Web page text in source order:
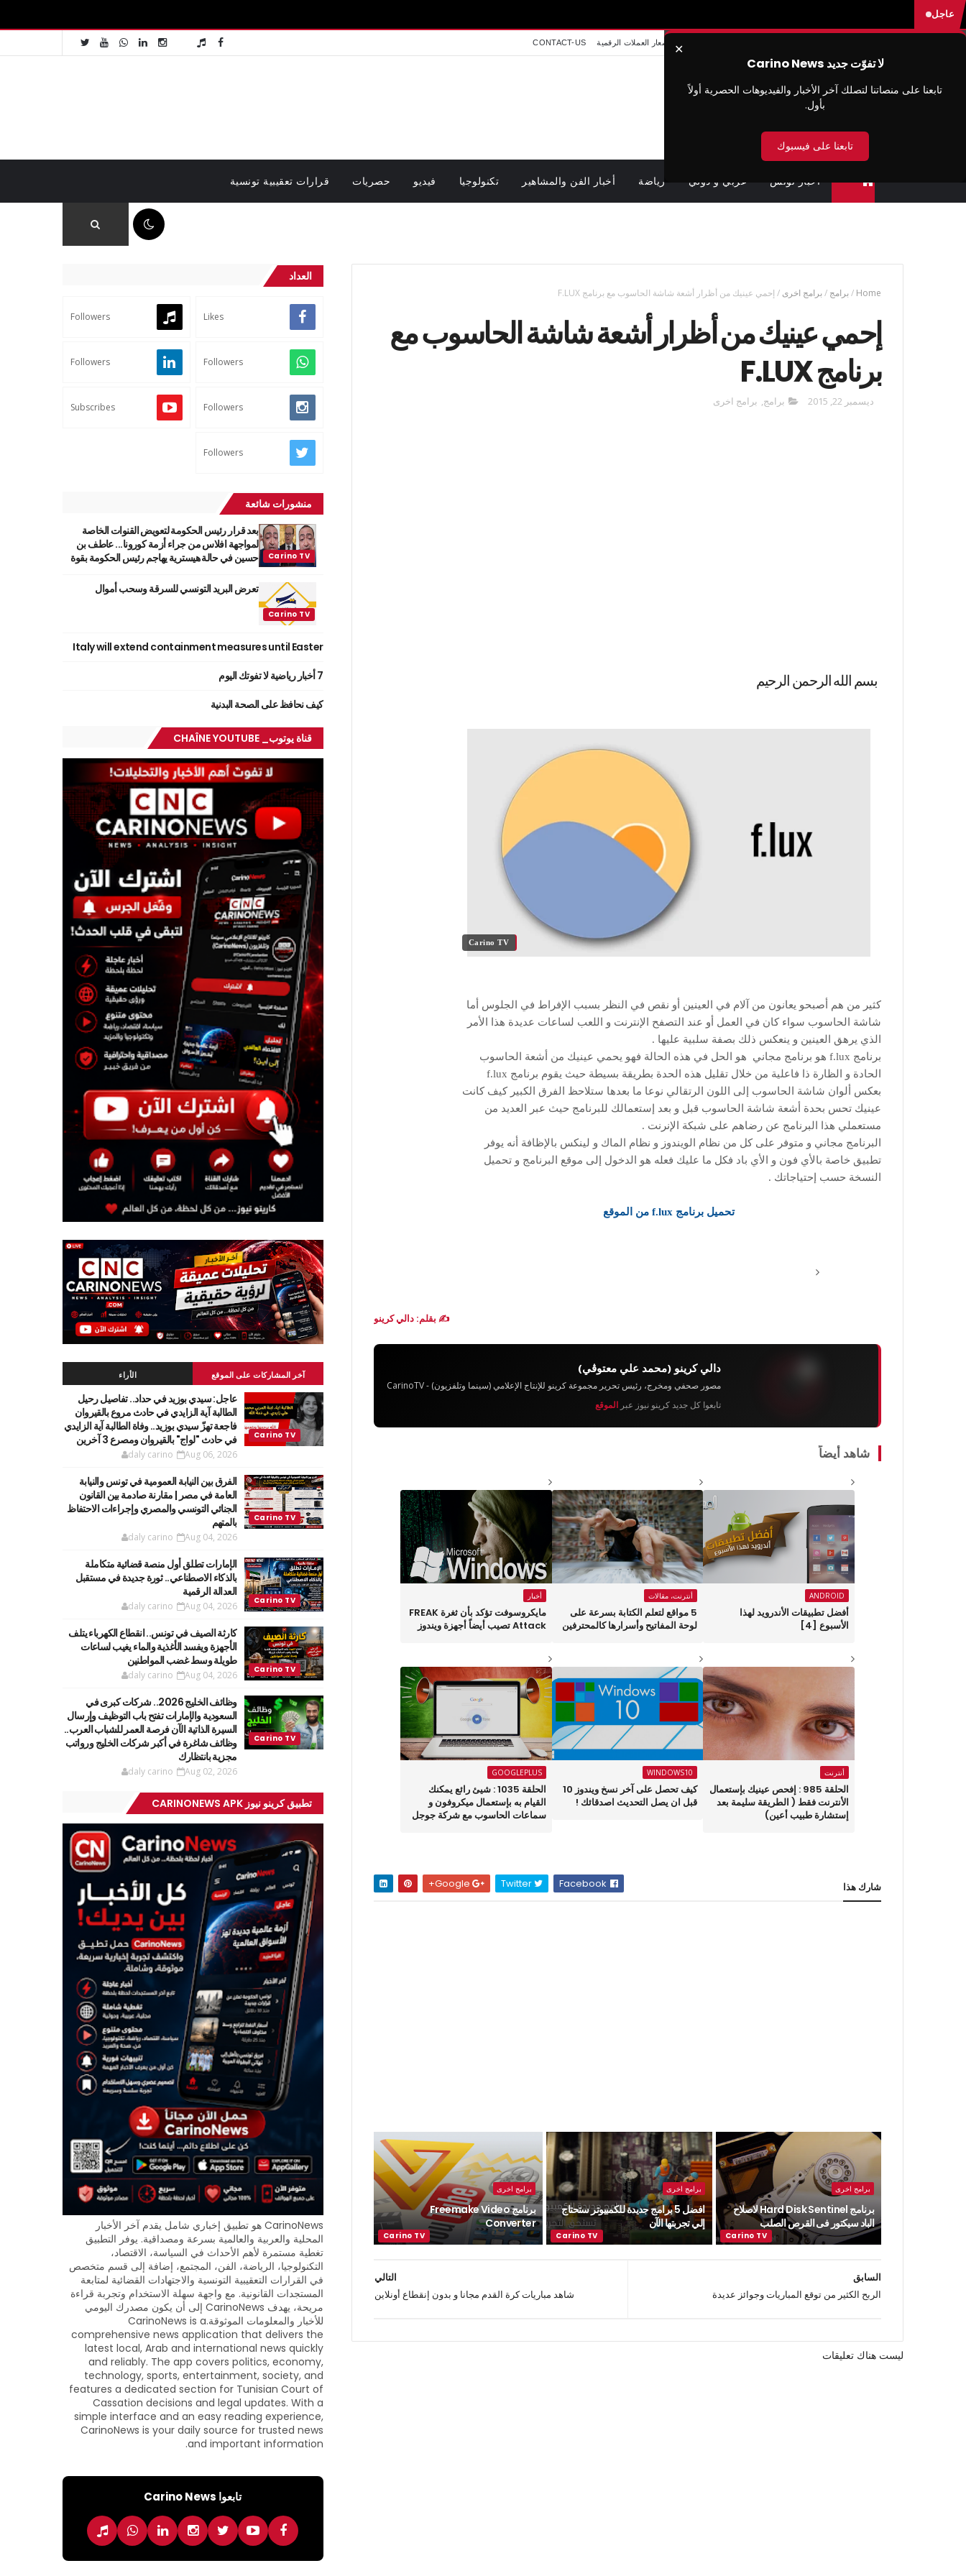
عاجل
✕
لا تفوّت جديد Carino News
تابعنا على منصاتنا لتصلك آخر الأخبار والفيديوهات الحصرية أولاً
بأول.
تابعنا على فيسبوك
اسعار العملات الرقمية CONTACT-US
اخبار تونس عربي و دولي رياضة أخبار الفن والمشاهير تكنولوجيا فيديو حصريات قرارات تعقيبية تونسية
Home
/برامج /برامج اخرى / إحمي عينيك من أظرار أشعة شاشة الحاسوب مع برنامج F.LUX
إحمي عينيك من أظرار أشعة شاشة الحاسوب مع
برنامج F.LUX
ديسمبر 22, 2015 برامج, برامج اخرى
بسم الله الرحمن الرحيم
Carino TV
كثير من هم أصبحو يعانون من آلام في العينين أو نقص في النظر بسبب الإفراط في الجلوس أما
شاشة الحاسوب سواء كان في العمل أو عند التصفح الإنترنت و اللعب لساعات عديدة هذا الأمر
الذي يرهق العينين و ينعكس ذلك بصفة سلبية عليها .
برنامج f.lux هو برنامج مجاني هو الحل في هذه الحالة فهو يحمي عينيك من أشعة الحاسوب
بعكس ألوان شاشة الحاسوب إلى اللون الرتقالي نوعا ما بعدها ستلاحظ الفرق الكبير كيف كانت
عينيك تحس بحدة أشعة شاشة الحاسوب قبل و بعد إستعمالك للبرنامج حيث عبر العديد من
مستعملي هذا البرنامج عن رضاهم على شبكة الإنرنت .
البرنامج مجاني و متوفر على كل من نظام الويندوز و نظام الماك و لينكس بالإظافة أنه يوفر
تطبيق خاصة بالأي فون و الأي باد فكل ما عليك فعله هو الدخول إلى موقع البرنامج و تحميل
النسخة حسب إحتياجاتك .
تحميل برنامج f.lux من الموقع
✍️ بقلم: دالي كرينو
دالي كرينو (محمد علي معتوڨي)
مصور صحفي ومخرج، رئيس تحرير مجموعة كرينو للإنتاج الإعلامي (سينما وتلفزيون) - CarinoTV
تابعوا كل جديد كرينو نيوز عبرالموقع
شاهد أيضاً
ANDROID
أفضل تطبيقات الأندرويد لهذا
الأسبوع ‏[4]
أنترنت، مقالات
5 مواقع لتعلم الكتابة بسرعة على
لوحة المفاتيح وأسرارها كالمحترفين
أخبار
مايكروسوفت تؤكد بأن ثغرة FREAK
Attack تصيب أيضاً أجهزة ويندوز
أنترنت
الحلقة 985 : إفحص عينيك بإستعمال
الأنترنت فقط ( الطريقة سليمة بعد
إستشارة طبيب أعين)
WINDOWS10
كيف تحصل على آخر نسخ ويندوز 10
قبل ان يصل التحديث اصدقائك !
GOOGLEPLUS
الحلقة 1035 : شيئ رائع يمكنك
القيام به بإستعمال ميكروفون و
سماعات الحاسوب مع شركة جوجل
شارك هذا Twitter
برامج اخرى
برنامج Hard Disk Sentinel لاصلاح
الباد سيكتور فى القرص الصلب
برامج اخرى
افضل 5 برامج جديدة للكمبيوتر ستحتاج
إلي تجربتها الآن
برامج اخرى
برنامج Freemake Video
Converter
التالي
شاهد مباريات كرة القدم مجانا و بدون إنقطاع أونلاين
السابق
الربح الكثير من توقع المباريات وجوائز عديدة
ليست هناك تعليقات
العداد
Likes
Followers
Followers
Followers
Followers
Subscribes
Followers
منشورات شائعة
بعد قرار رئيس الحكومة لتعويض القنوات الخاصة
لمواجهة افلاس من جراء أزمة كورونا... عاطف بن
حسين في حالة هيسترية يهاجم رئيس الحكومة بقوة
تعرض البريد التونسي للسرقة وسحب أموال
Italy will extend containment measures until Easter
7 أخبار رياضية لا تفوتك اليوم
كيف نحافظ على الصحة البدنية
قناة يوتوب_ CHAÎNE YOUTUBE
آخر المشاركات على الموقع الأراء
عاجل: سيدي بوزيد في حداد.. تفاصيل رحيل
الطالبة آية الزايدي في حادث مروع بالقيروان
فاجعة تهزّ سيدي بوزيد.. وفاة الطالبة آية الزايدي
في حادث "لواج" بالقيروان ومصرع 3 آخرين
daly carino Aug 06, 2026
الفرق بين النيابة العمومية في تونس والنيابة
العامة في مصر | مقارنة صادمة بين القانون
الجنائي التونسي والمصري وإجراءات الاحتفاظ
بالمتهم
daly carino Aug 04, 2026
الإمارات تطلق أول منصة قضائية متكاملة
بالذكاء الاصطناعي.. ثورة جديدة في مستقبل
العدالة الرقمية
daly carino Aug 04, 2026
كارثة الصيف في تونس.. انقطاع الكهرباء يتلف
الأجهزة ويفسد الأغذية والماء يغيب لساعات
طويلة وسط غضب المواطنين
daly carino Aug 04, 2026
وظائف الخليج 2026.. شركات كبرى في
السعودية والإمارات تفتح باب التوظيف وإرسال
السيرة الذاتية الآن فرصة العمر للشباب العرب..
وظائف شاغرة في أكبر شركات الخليج ورواتب
مجزية بانتظارك
daly carino Aug 02, 2026
تطبيق كرينو نيوز CARINONEWS APK
CarinoNews هو تطبيق إخباري شامل يقدم آخر الأخبار
المحلية والعربية والعالمية بسرعة ومصداقية. يوفر التطبيق
تغطية مستمرة لأهم الأحداث في السياسة، الاقتصاد،
التكنولوجيا، الرياضة، الفن، المجتمع، إضافة إلى قسم متخصص
في القرارات التعقيبية التونسية والاجتهادات القضائية لمتابعة
المستجدات القانونية. مع واجهة سهلة الاستخدام وتجربة قراءة
مريحة، يهدف CarinoNews إلى أن يكون مصدرك اليومي
للأخبار والمعلومات الموثوقة.CarinoNews is a
comprehensive news application that delivers the
latest local, Arab and international news quickly
and reliably. The app covers politics, economy,
technology, sports, entertainment, society, and
features a dedicated section for Tunisian Court of
Cassation decisions and legal updates. With a
simple interface and an easy reading experience,
CarinoNews is your daily source for trusted news
and important information.
تابعوا Carino News